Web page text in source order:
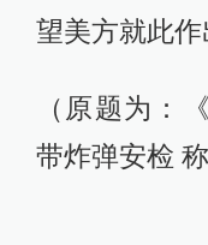
望美方就此作
（原题为：
带炸弹安检 称